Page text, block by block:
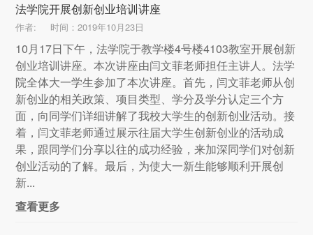
法学院开展创新创业培训讲座
作者: 时间：2019年10月23日
10月17日下午，法学院于教学楼4号楼4103教室开展创新
创业培训讲座。本次讲座由闫文菲老师担任主讲人。法学
院全体大一学生参加了本次讲座。首先，闫文菲老师从创
新创业的相关政策、项目类型、学分及学分认定三个方
面，向同学们详细讲解了我校大学生的创新创业活动。接
着，闫文菲老师通过展示往届大学生创新创业的活动成
果，跟同学们分享以往的成功经验，来加深同学们对创新
创业活动的了解。最后，为使大一新生能够顺利开展创
新...
查看更多